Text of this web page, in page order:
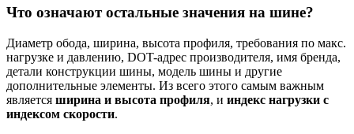
Что означают остальные значения на шине?
Диаметр обода, ширина, высота профиля, требования по макс.
нагрузке и давлению, DOT-адрес производителя, имя бренда,
детали конструкции шины, модель шины и другие
дополнительные элементы. Из всего этого самым важным
является ширина и высота профиля, и индекс нагрузки с
индексом скорости.